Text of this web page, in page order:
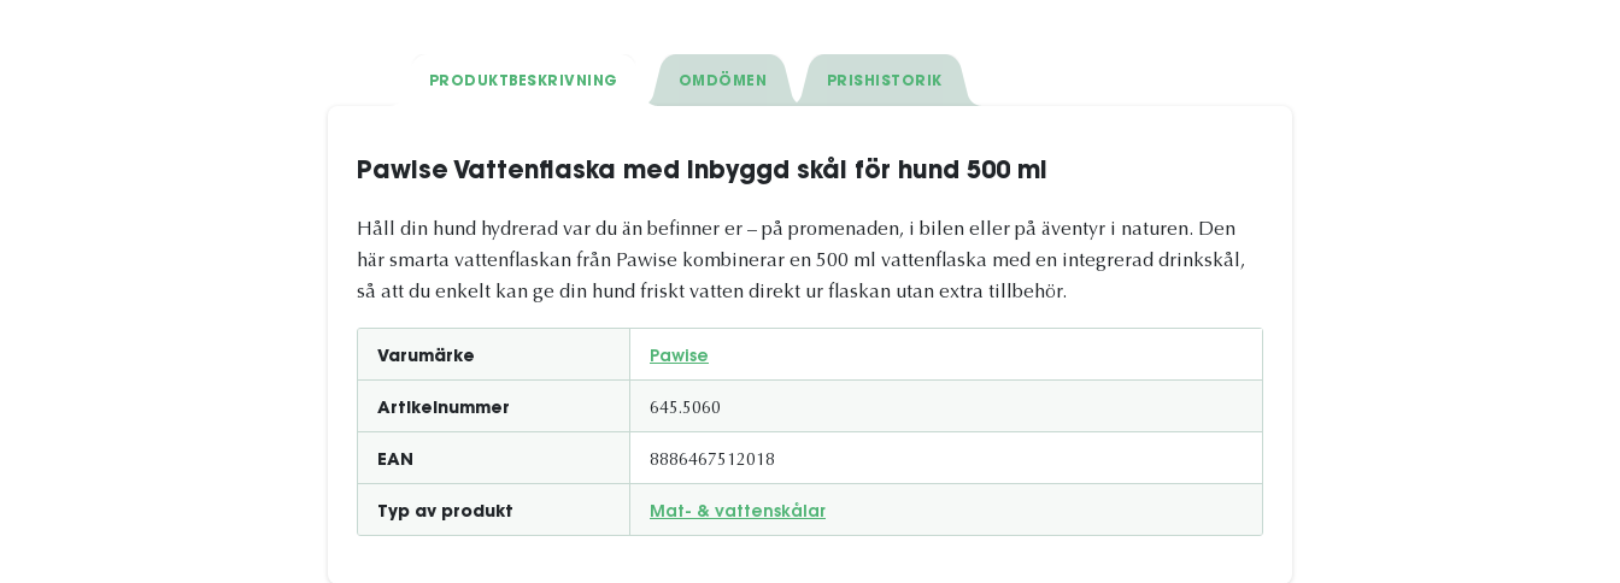
PRODUKTBESKRIVNING OMDÖMEN PRISHISTORIK
Pawise Vattenflaska med inbyggd skål för hund 500 ml
Håll din hund hydrerad var du än befinner er – på promenaden, i bilen eller på äventyr i naturen. Den
här smarta vattenflaskan från Pawise kombinerar en 500 ml vattenflaska med en integrerad drinkskål,
så att du enkelt kan ge din hund friskt vatten direkt ur flaskan utan extra tillbehör.
Varumärke Pawise
Artikelnummer 645.5060
EAN 8886467512018
Typ av produkt Mat- & vattenskålar